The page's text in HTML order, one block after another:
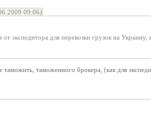
09:06)
экспедитора для перевозки грузов на Украину,
таможенного брокера, (как для